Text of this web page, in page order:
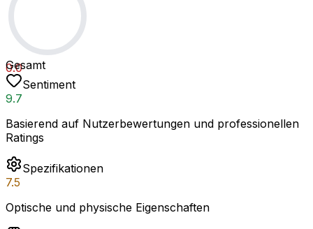
0.0
Gesamt
Sentiment
9.7
Basierend auf Nutzerbewertungen und professionellen
Ratings
Spezifikationen
7.5
Optische und physische Eigenschaften